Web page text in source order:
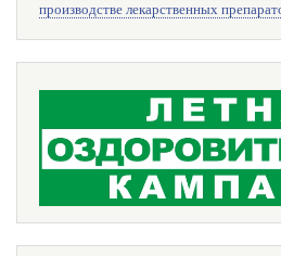
производстве лекарственных